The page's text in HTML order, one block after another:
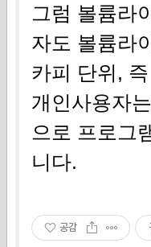
그럼 볼륨라
자도 볼륨라
카피 단위,
개인사용자
으로 프로그
니다.
공감